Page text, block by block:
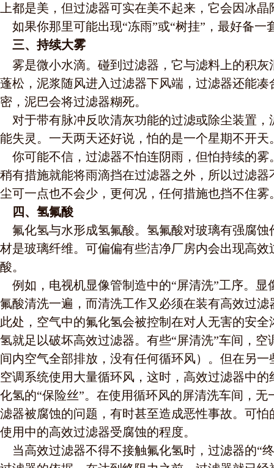
上都是美，但过滤器可实在美不起来，它会因冰
如果你那里可能出现“冻雨”或“树挂”，最好备一
三、持续大雾
雾是微小水滴。碰到过滤器，它与滤料上的积灰
蓬松，泥浆随风进入过滤器下风端，过滤器还能凑
密，泥巴会将过滤器糊死。
对于带有脉冲反吹清灰功能的过滤或除尘装置，
能失灵。一天两天还好说，怕的是一个星期不开天
你可能不信，过滤器不怕连阴雨，但怕持续的雾
稍有措施就能将雨滴挡在过滤器之外，所以过滤
尘可一点也不会少，更何况，任何措施也挡不住雾
四、氢氟酸
氟化氢与水形成氢氟酸。氢氟酸对玻璃有强腐蚀
材是玻璃纤维。可偏偏有些洁净厂房内会出现高效
酸。
例如，电视机显像管制造中的“屏清洗”工序。显
氟酸清洗一遍，而清洗工作又必须在装有高效过
此处，空气中的氟化氢会被控制在对人无害的安
氢就足以破坏高效过滤器。有些“屏清洗”车间，空
间内空气全部排放，没有任何循环风）。但在另
空调系统使用大量循环风，这时，高效过滤器中
化氢的“保险丝”。在使用循环风的屏清洗车间，无
滤器被腐蚀的问题，有时甚至造成恶性事故。可
使用中的高效过滤器受腐蚀的程度。
当高效过滤器不得不接触氟化氢时，过滤器的“